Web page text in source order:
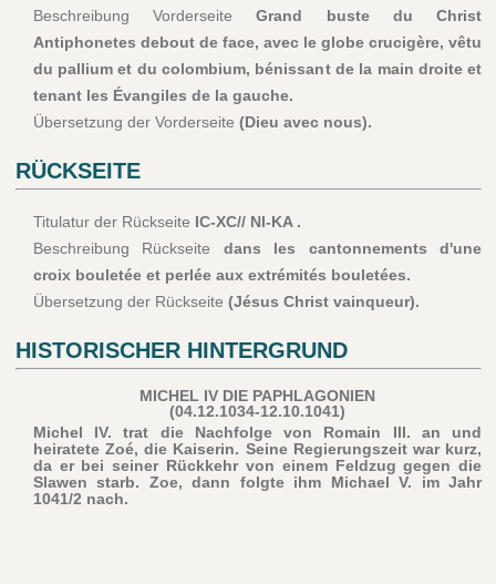
Beschreibung VorderseiteGrand buste du Christ
Antiphonetes debout de face, avec le globe crucigère, vêtu
du pallium et du colombium, bénissant de la main droite et
tenant les Évangiles de la gauche.
Übersetzung der Vorderseite (Dieu avec nous).
RÜCKSEITE
Titulatur der Rückseite IC-XC// NI-KA .
Beschreibung Rückseite dans les cantonnements d'une
croix bouletée et perlée aux extrémités bouletées.
Übersetzung der Rückseite (Jésus Christ vainqueur).
HISTORISCHER HINTERGRUND
MICHEL IV DIE PAPHLAGONIEN
(04.12.1034-12.10.1041)
Michel IV. trat die Nachfolge von Romain III. an und
heiratete Zoé, die Kaiserin. Seine Regierungszeit war kurz,
da er bei seiner Rückkehr von einem Feldzug gegen die
Slawen starb. Zoe, dann folgte ihm Michael V. im Jahr
1041/2 nach.